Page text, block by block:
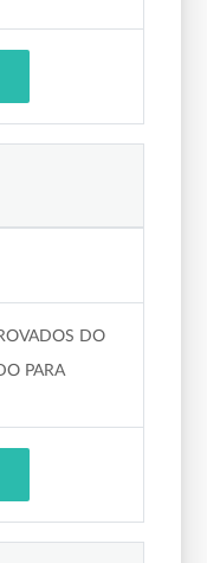
DO
PARA